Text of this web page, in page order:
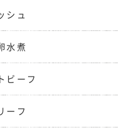
シュ
水煮
ビーフ
ーフ